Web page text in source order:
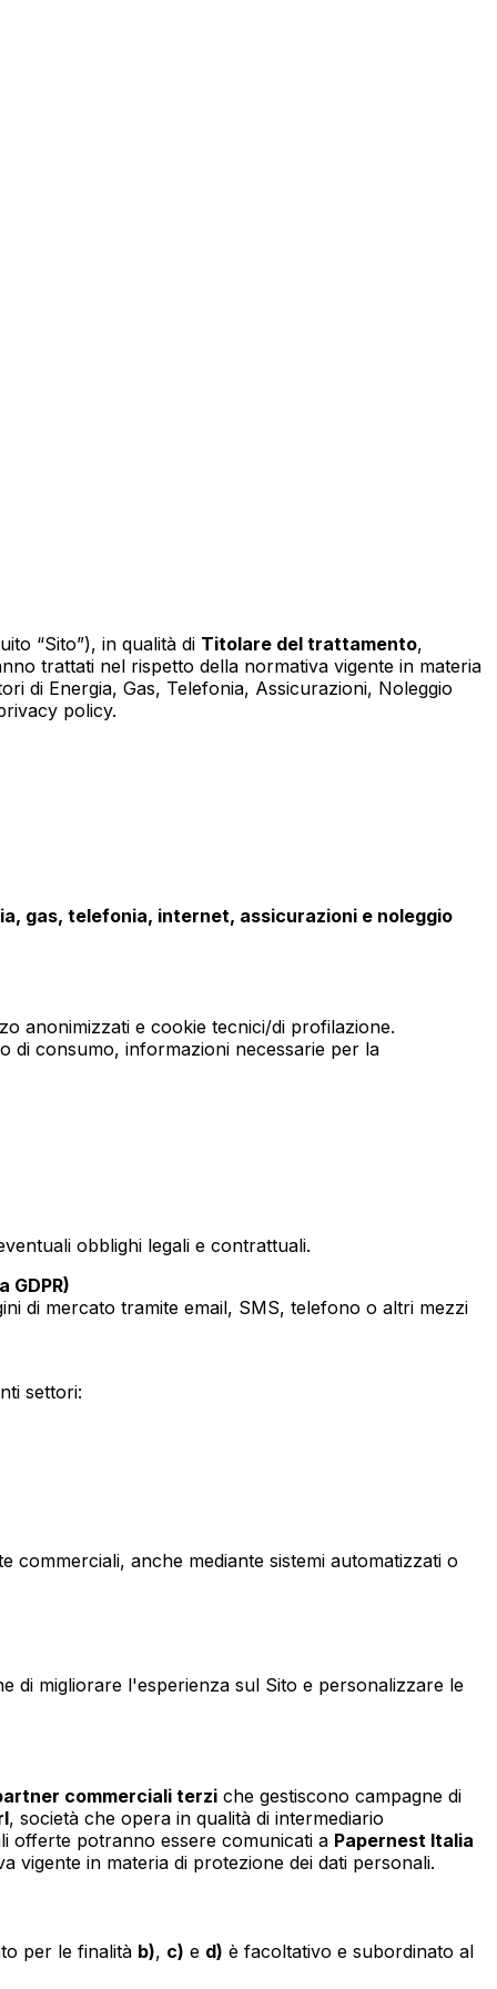
“Sito”), in qualità di Titolare del trattamento,
trattati nel rispetto della normativa vigente in materia
di Energia, Gas, Telefonia, Assicurazioni, Noleggio
policy.
gas, telefonia, internet, assicurazioni e noleggio
anonimizzati e cookie tecnici/di profilazione.
di consumo, informazioni necessarie per la
obblighi legali e contrattuali.
GDPR)
di mercato tramite email, SMS, telefono o altri mezzi
settori:
anche mediante sistemi automatizzati o
di migliorare l'esperienza sul Sito e personalizzare le
commerciali terzi che gestiscono campagne di
, società che opera in qualità di intermediario
offerte potranno essere comunicati a Papernest Italia
vigente in materia di protezione dei dati personali.
per le finalità b), c) e d) è facoltativo e subordinato al